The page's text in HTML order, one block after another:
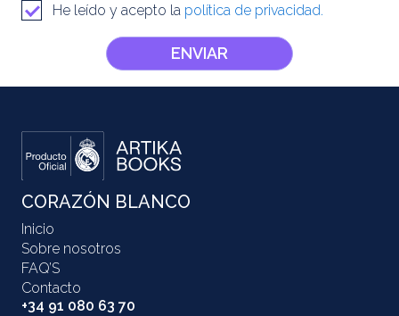
He leído y acepto la política de privacidad.
ENVIAR
CORAZÓN BLANCO
Inicio
Sobre nosotros
FAQ’S
Contacto
+34 91 080 63 70